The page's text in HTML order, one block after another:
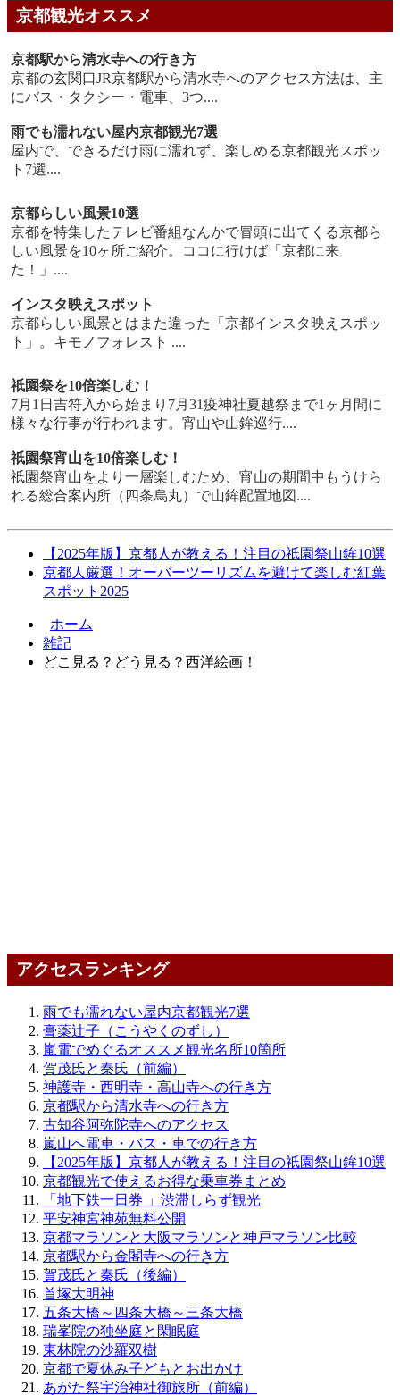
京都観光オススメ
京都駅から清水寺への行き方
京都の玄関口JR京都駅から清水寺へのアクセス方法は、主
にバス・タクシー・電車、3つ....
雨でも濡れない屋内京都観光7選
屋内で、できるだけ雨に濡れず、楽しめる京都観光スポッ
ト7選....
京都らしい風景10選
京都を特集したテレビ番組なんかで冒頭に出てくる京都ら
しい風景を10ヶ所ご紹介。ココに行けば「京都に来
た！」....
インスタ映えスポット
京都らしい風景とはまた違った「京都インスタ映えスポッ
ト」。キモノフォレスト ....
祇園祭を10倍楽しむ！
7月1日吉符入から始まり7月31疫神社夏越祭まで1ヶ月間に
様々な行事が行われます。宵山や山鉾巡行....
祇園祭宵山を10倍楽しむ！
祇園祭宵山をより一層楽しむため、宵山の期間中もうけら
れる総合案内所（四条烏丸）で山鉾配置地図....
【2025年版】京都人が教える！注目の祇園祭山鉾10選
京都人厳選！オーバーツーリズムを避けて楽しむ紅葉
スポット2025
ホーム
雑記
どこ見る？どう見る？西洋絵画！
アクセスランキング
雨でも濡れない屋内京都観光7選
膏薬辻子（こうやくのずし）
嵐電でめぐるオススメ観光名所10箇所
賀茂氏と秦氏（前編）
神護寺・西明寺・高山寺への行き方
京都駅から清水寺への行き方
古知谷阿弥陀寺へのアクセス
嵐山へ電車・バス・車での行き方
【2025年版】京都人が教える！注目の祇園祭山鉾10選
京都観光で使えるお得な乗車券まとめ
「地下鉄一日券 」渋滞しらず観光
平安神宮神苑無料公開
京都マラソンと大阪マラソンと神戸マラソン比較
京都駅から金閣寺への行き方
賀茂氏と秦氏（後編）
首塚大明神
五条大橋～四条大橋～三条大橋
瑞峯院の独坐庭と閑眠庭
東林院の沙羅双樹
京都で夏休み子どもとお出かけ
あがた祭宇治神社御旅所（前編）